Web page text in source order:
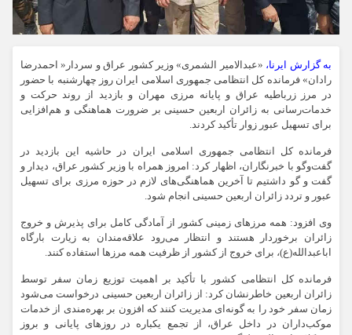
به گزارش ایرنا، «عبدالامیر الشمری» وزیر کشور عراق و سردار« احمدرضا
رادان» فرمانده کل انتظامی جمهوری اسلامی ایران روز چهارشنبه با حضور
در مرز زرباطیه عراق و پایانه مرزی مهران و بازدید از روند حرکت و
خدمات‌رسانی به زائران اربعین حسینی بر ضرورت هماهنگی و هم‌افزایی
برای تسهیل عبور زوار تأکید کردند.
فرمانده کل انتظامی جمهوری اسلامی ایران در حاشیه این بازدید در
گفت‌وگو با خبرنگاران، اظهار کرد: امروز همراه با وزیر کشور عراق، دیدار و
گفت‌ و گو داشتیم تا آخرین هماهنگی‌های لازم در حوزه مرزی برای تسهیل
عبور و تردد زائران اربعین حسینی انجام شود.
وی افزود: همه مرزهای زمینی کشور از آمادگی کامل برای پذیرش و خروج
زائران برخوردار هستند و انتظار می‌رود علاقه‌مندان به زیارت بارگاه
اباعبدالله(ع)، برای خروج از کشور از ظرفیت همه مرزها استفاده کنند.
فرمانده کل انتظامی کشور با تأکید بر اهمیت توزیع زمان سفر توسط
زائران اربعین خاطرنشان کرد: از زائران اربعین حسینی درخواست می‌شود
زمان سفر خود را به گونه‌ای مدیریت کنند که افزون بر بهره‌مندی از خدمات
موکب‌داران در داخل عراق، از تجمع یکباره در روزهای پایانی و بروز